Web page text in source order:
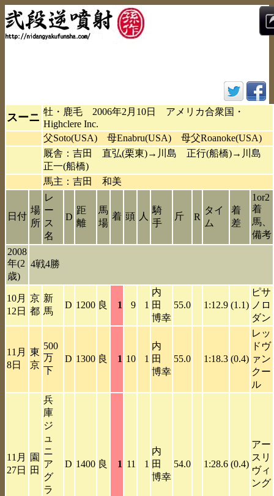
スーニ 牡・鹿毛 2006年2月10日 アメリカ合衆国・
Highclere Inc.
父Soto(USA) 母Enabru(USA) 母父Roanoke(USA)
厩舎：吉田 直弘(栗東)→川島 正行(船橋)→川島
正一(船橋)
馬主：吉田 和美
日付
場
所
レ
ー
ス
名
D
距
離
馬
場
着 頭 人
騎
手
斤 R
タイ
ム
着
差
1or2
着
馬、
備考
2008
年(2
歳)
4戦4勝
10月
12日
京
都
新
馬
D 1200 良 1 9 1
内
田
博幸
55.0 1:12.9 (1.1)
ピサ
ノロ
ダン
11月
8日
東
京
500
万
下
D 1300 良 1 10 1
内
田
博幸
55.0 1:18.3 (0.4)
レッ
ドヴ
ァン
クー
ル
11月
27日
園
田
兵
庫
ジ
ュ
ニ
ア
グ
ラ
D 1400 良 1 11 1
内
田
博幸
54.0 1:28.6 (0.4)
アー
スリ
ヴィ
ング